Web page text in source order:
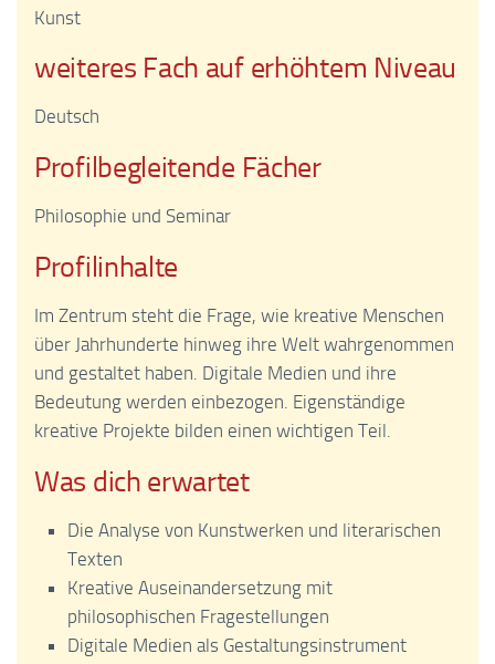
Kunst
weiteres Fach auf erhöhtem Niveau
Deutsch
Profilbegleitende Fächer
Philosophie und Seminar
Profilinhalte
Im Zentrum steht die Frage, wie kreative Menschen
über Jahrhunderte hinweg ihre Welt wahrgenommen
und gestaltet haben. Digitale Medien und ihre
Bedeutung werden einbezogen. Eigenständige
kreative Projekte bilden einen wichtigen Teil.
Was dich erwartet
Die Analyse von Kunstwerken und literarischen
Texten
Kreative Auseinandersetzung mit
philosophischen Fragestellungen
Digitale Medien als Gestaltungsinstrument